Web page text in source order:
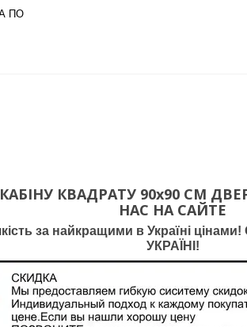
ПО
КВАДРАТУ 90х90 СМ
НАС НА САЙТЕ
за найкращими в Україні цінами!
УКРАЇНІ!